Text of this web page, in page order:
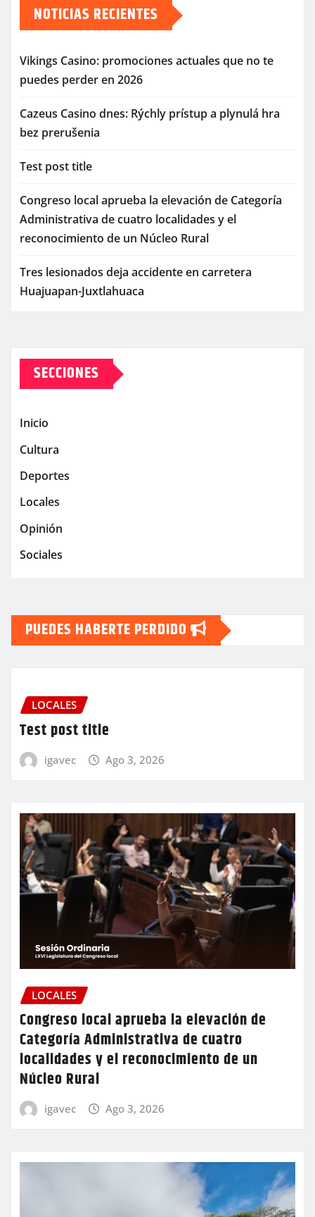
NOTICIAS RECIENTES
Vikings Casino: promociones actuales que no te
puedes perder en 2026
Cazeus Casino dnes: Rýchly prístup a plynulá hra
bez prerušenia
Test post title
Congreso local aprueba la elevación de Categoría
Administrativa de cuatro localidades y el
reconocimiento de un Núcleo Rural
Tres lesionados deja accidente en carretera
Huajuapan-Juxtlahuaca
SECCIONES
Inicio
Cultura
Deportes
Locales
Opinión
Sociales
PUEDES HABERTE PERDIDO
LOCALES
Test post title
igavec Ago 3, 2026
LOCALES
Congreso local aprueba la elevación de
Categoría Administrativa de cuatro
localidades y el reconocimiento de un
Núcleo Rural
igavec Ago 3, 2026